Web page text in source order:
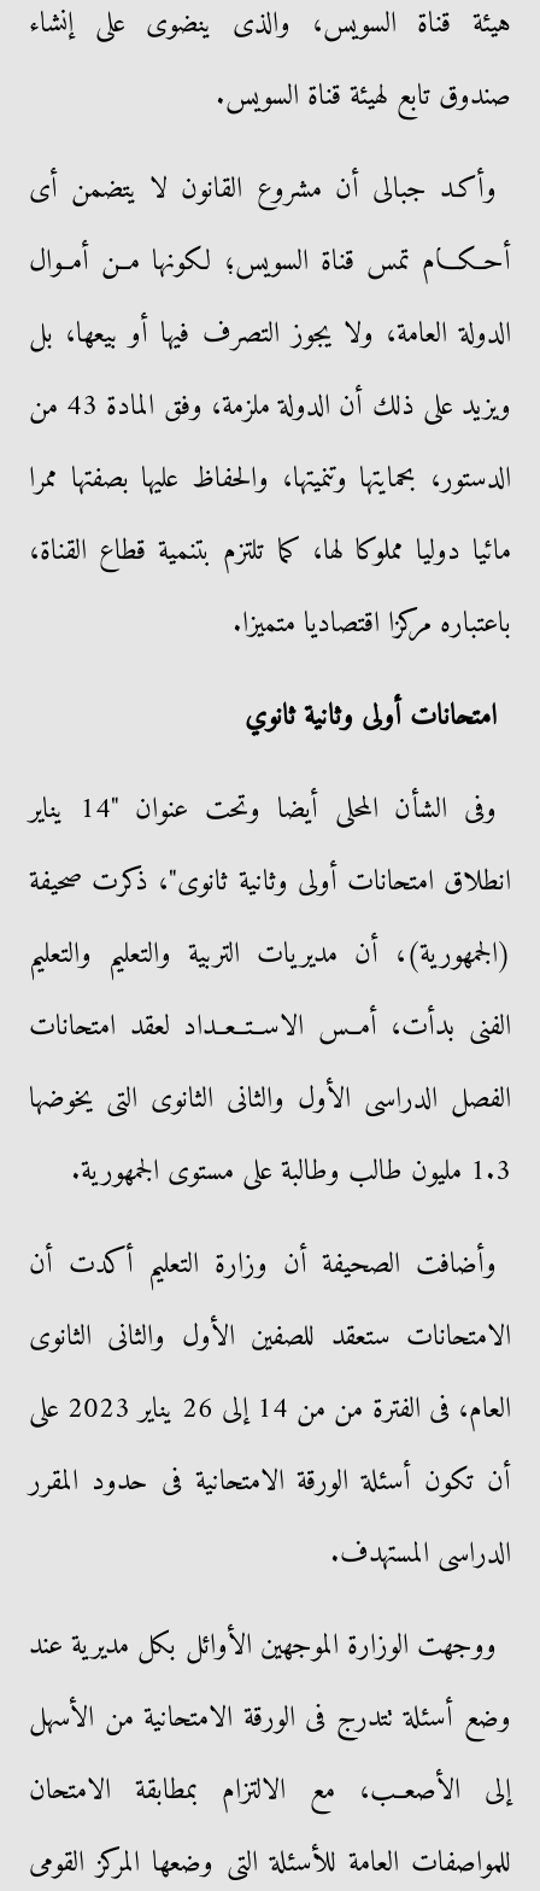
هيئة قناة السويس، والذى ينضوى على إنشاء
صندوق تابع لهيئة قناة السويس.
وأكـد جبالى أن مشروع القانون لا يتضمن أى
أحــكــام تمس قناة السويس؛ لكونها مــن أمــوال
الدولة العامة، ولا يجوز التصرف فيها أو بيعها، بل
ويزيد على ذلك أن الدولة ملزمة، وفق المادة 43 من
الدستور، بحمايتها وتنميتها، والحفاظ عليها بصفتها ممرا
مائيا دوليا مملوكا لها، كما تلتزم بتنمية قطاع القناة،
باعتباره مركزا اقتصاديا متميزا.
امتحانات أولى وثانية ثانوي
وفى الشأن المحلى أيضا وتحت عنوان "14 يناير
انطلاق امتحانات أولى وثانية ثانوى"، ذكرت صحيفة
(الجمهورية)، أن مديريات التربية والتعليم والتعليم
الفنى بدأت، أمــس الاســتــعــداد لعقد امتحانات
الفصل الدراسى الأول والثانى الثانوى التى يخوضها
1.3 مليون طالب وطالبة على مستوى الجمهورية.
وأضافت الصحيفة أن وزارة التعليم أكدت أن
الامتحانات ستعقد للصفين الأول والثانى الثانوى
العام، فى الفترة من من 14 إلى 26 يناير 2023 على
أن تكون أسئلة الورقة الامتحانية فى حدود المقرر
الدراسى المستهدف.
ووجهت الوزارة الموجهين الأوائل بكل مديرية عند
وضع أسئلة تتدرج فى الورقة الامتحانية من الأسهل
إلى الأصعــب، مع الالتزام بمطابقة الامتحان
للمواصفات العامة للأسئلة التى وضعها المركز القومى